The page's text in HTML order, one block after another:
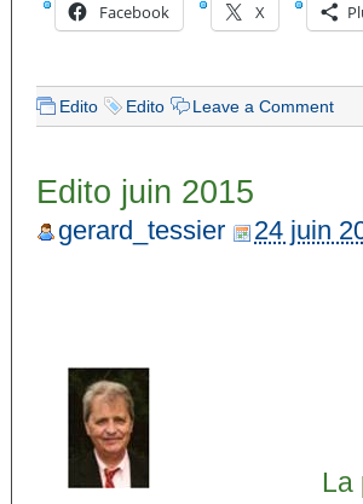
Facebook X
Edito Edito Leave a Comment
Edito juin 2015
gerard_tessier 24 juin
La